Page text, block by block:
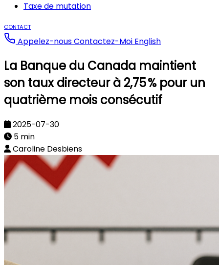
Taxe de mutation
CONTACT
Appelez-nousContactez-Moi English
La Banque du Canada maintient
son taux directeur à 2,75 % pour un
quatrième mois consécutif
2025-07-30
5 min
Caroline Desbiens